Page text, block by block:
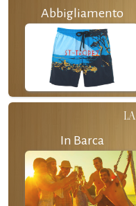
Abbigliamento
In Barca